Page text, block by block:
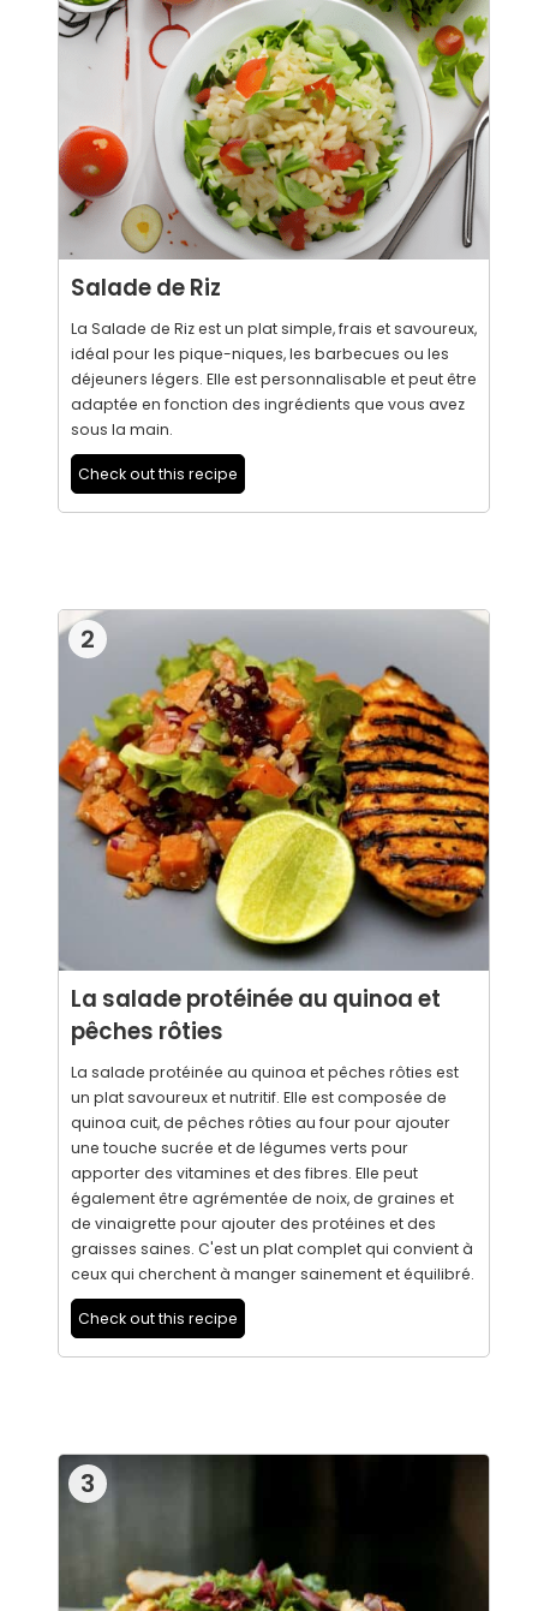
Salade de Riz
La Salade de Riz est un plat simple, frais et savoureux,
idéal pour les pique-niques, les barbecues ou les
déjeuners légers. Elle est personnalisable et peut être
adaptée en fonction des ingrédients que vous avez
sous la main.
Check out this recipe
2
La salade protéinée au quinoa et
pêches rôties
La salade protéinée au quinoa et pêches rôties est
un plat savoureux et nutritif. Elle est composée de
quinoa cuit, de pêches rôties au four pour ajouter
une touche sucrée et de légumes verts pour
apporter des vitamines et des fibres. Elle peut
également être agrémentée de noix, de graines et
de vinaigrette pour ajouter des protéines et des
graisses saines. C'est un plat complet qui convient à
ceux qui cherchent à manger sainement et équilibré.
Check out this recipe
3